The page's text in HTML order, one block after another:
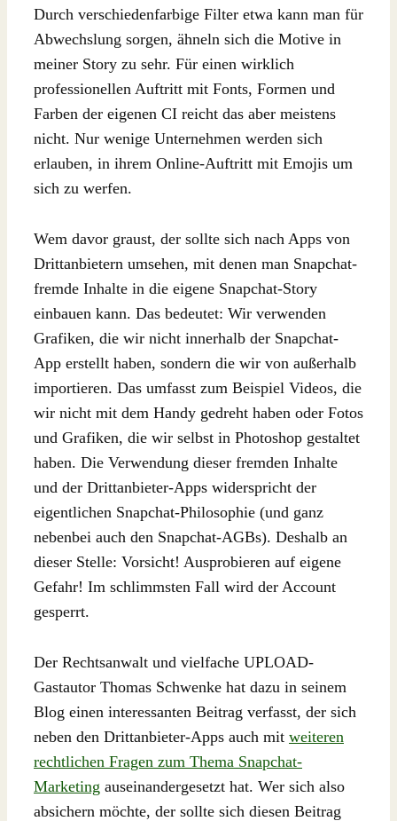
Durch verschiedenfarbige Filter etwa kann man für
Abwechslung sorgen, ähneln sich die Motive in
meiner Story zu sehr. Für einen wirklich
professionellen Auftritt mit Fonts, Formen und
Farben der eigenen CI reicht das aber meistens
nicht. Nur wenige Unternehmen werden sich
erlauben, in ihrem Online-Auftritt mit Emojis um
sich zu werfen.
Wem davor graust, der sollte sich nach Apps von
Drittanbietern umsehen, mit denen man Snapchat-
fremde Inhalte in die eigene Snapchat-Story
einbauen kann. Das bedeutet: Wir verwenden
Grafiken, die wir nicht innerhalb der Snapchat-
App erstellt haben, sondern die wir von außerhalb
importieren. Das umfasst zum Beispiel Videos, die
wir nicht mit dem Handy gedreht haben oder Fotos
und Grafiken, die wir selbst in Photoshop gestaltet
haben. Die Verwendung dieser fremden Inhalte
und der Drittanbieter-Apps widerspricht der
eigentlichen Snapchat-Philosophie (und ganz
nebenbei auch den Snapchat-AGBs). Deshalb an
dieser Stelle: Vorsicht! Ausprobieren auf eigene
Gefahr! Im schlimmsten Fall wird der Account
gesperrt.
Der Rechtsanwalt und vielfache UPLOAD-
Gastautor Thomas Schwenke hat dazu in seinem
Blog einen interessanten Beitrag verfasst, der sich
neben den Drittanbieter-Apps auch mit weiteren
rechtlichen Fragen zum Thema Snapchat-
Marketing auseinandergesetzt hat. Wer sich also
absichern möchte, der sollte sich diesen Beitrag